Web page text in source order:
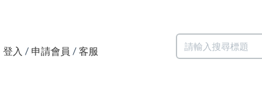
登入 / 申請會員 / 客服